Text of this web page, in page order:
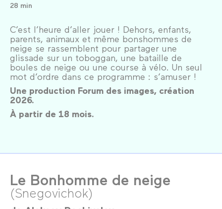
28 min
C’est l’heure d’aller jouer ! Dehors, enfants,
parents, animaux et même bonshommes de
neige se rassemblent pour partager une
glissade sur un toboggan, une bataille de
boules de neige ou une course à vélo. Un seul
mot d’ordre dans ce programme : s’amuser !
Une production Forum des images, création
2026.
À partir de 18 mois.
Le Bonhomme de neige
(Snegovichok)